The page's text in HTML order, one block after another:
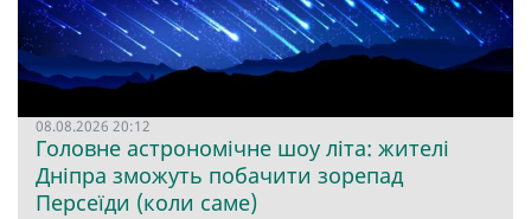
08.08.2026 20:12
Головне астрономічне шоу літа: жителі
Дніпра зможуть побачити зорепад
Персеїди (коли саме)